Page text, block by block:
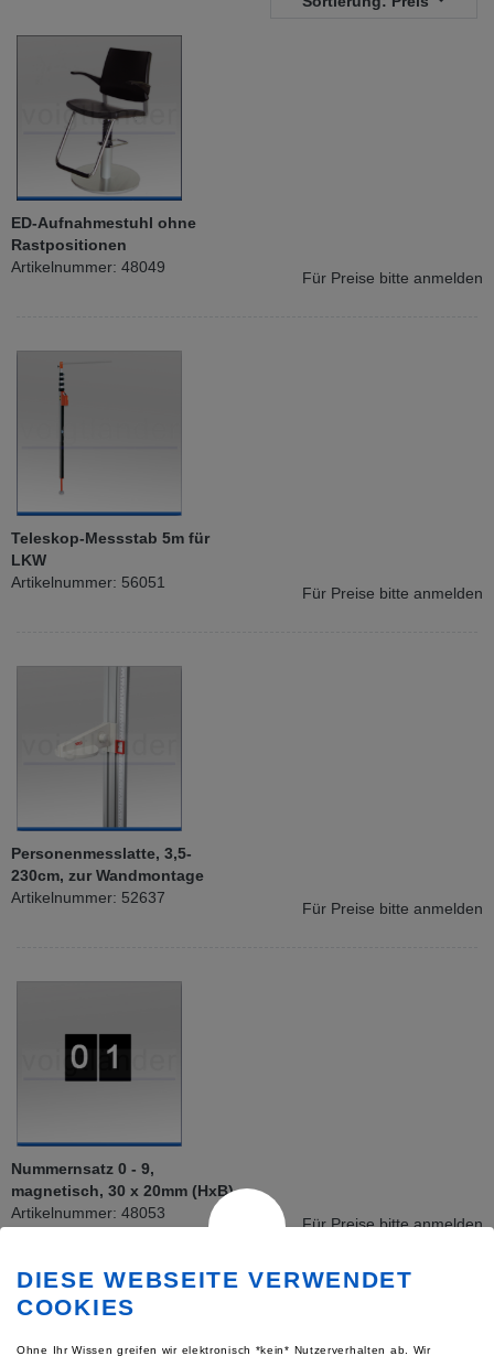
ED-Aufnahmestuhl ohne
Rastpositionen
Artikelnummer: 48049
Für Preise bitte anmelden
Teleskop-Messstab 5m für
LKW
Artikelnummer: 56051
Für Preise bitte anmelden
Personenmesslatte, 3,5-
230cm, zur Wandmontage
Artikelnummer: 52637
Für Preise bitte anmelden
Nummernsatz 0 - 9,
magnetisch, 30 x 20mm (HxB)
Artikelnummer: 48053
Für Preise bitte anmelden
DIESE WEBSEITE VERWENDET
COOKIES
Ohne Ihr Wissen greifen wir elektronisch *kein* Nutzerverhalten ab. Wir